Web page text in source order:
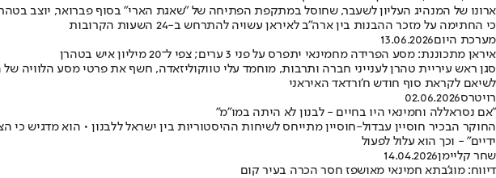
ארונו של המנהיג העליון לשעבר, שחוסל במתקפת הפתיחה של "שאגת הארי" בסוף פברואר, יוצב
כי החתימה על מזכר ההבנות בין ארה"ב לאיראן עשויה להתרחש ב-24 השעות הקרובות
מערכת היום13.06.2026
איראן מתכוננת: מסע הפרידה מחמינאי יתפרס על פני 3 ערים; צפי ל־20 מיליון איש בטהרן
סגן ראש עיריית טהרן לענייני חברה ותרבות, מוחמד עלי טווקוליזאדה, חשף את פרטי מסע הלוויה
לשיאם לקראת סוף חודש ח'ורדאד האיראני
רויטרס02.06.2026
"אם נסראללה וחמינאי היו בחיים - לבנון לא היתה במו"מ"
החוקר הבכיר חוסיין עבדול-חוסיין מתייחס לשיחות ההיסטוריות בין ישראל ללבנון • הוא מדגיש
ידיים" - וכך הוא עלול לפעול
שחר קליימן14.04.2026
דיווח: מוג'בתא חמינאי מאושפז חסר הכרה בעיר קום